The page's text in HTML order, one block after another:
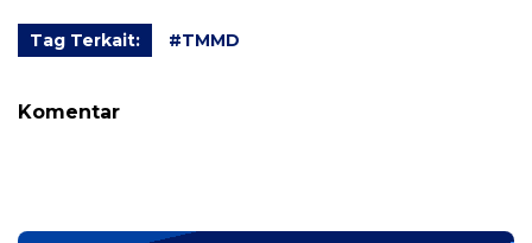
Tag Terkait: #TMMD
Komentar